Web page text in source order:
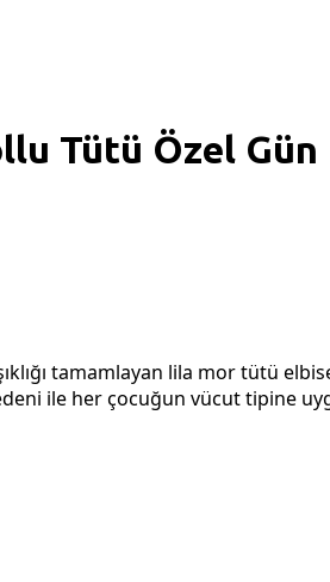
Tütü Özel
tamamlayan lila mor tütü
ile her çocuğun vücut tipine